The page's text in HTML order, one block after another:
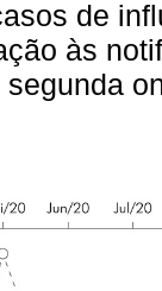
de
às